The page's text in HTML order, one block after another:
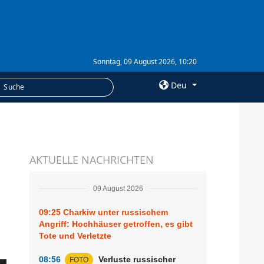
Sonntag, 09 August 2026, 10:20
Deu
Abonnement
AKTUELLE NACHRICHTEN
09 August 2026
09:25 Charkiw unter russischem
Angriff: Hochhäuser getroffen, es gibt
Tote und Verletzte
08:56 FOTO
Verluste russischer